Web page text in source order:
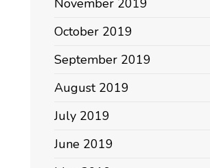
November 2019
October 2019
September 2019
August 2019
July 2019
June 2019